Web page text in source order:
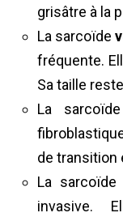
grisâtre à la
La sarcoïde
fréquente.
Sa taille
La sarcoïde
de transition
La sarcoïde
invasive.